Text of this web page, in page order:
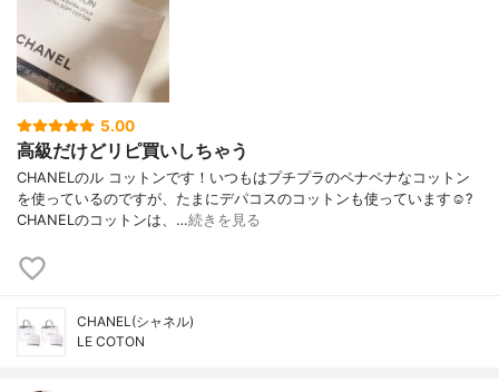
5.00
高級だけどリピ買いしちゃう
CHANELのル コットンです！いつもはプチプラのペナペナなコットン
を使っているのですが、たまにデパコスのコットンも使っています☺️?
CHANELのコットンは、…続きを見る
CHANEL(シャネル)
LE COTON